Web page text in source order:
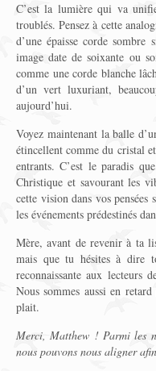
C’est la lumière qui va
troublés. Pensez à cette
d’une épaisse corde
image date de soixante ou
comme une corde blanche
d’un vert luxuriant,
aujourd’hui.
Voyez maintenant la balle
étincellent comme du cristal
entrants. C’est le paradis
Christique et savourant les
cette vision dans vos
les événements prédestinés
Mère, avant de revenir à ta
mais que tu hésites à dire
reconnaissante aux lecteurs
Nous sommes aussi en
plait.
Merci, Matthew ! Parmi les
nous pouvons nous aligner